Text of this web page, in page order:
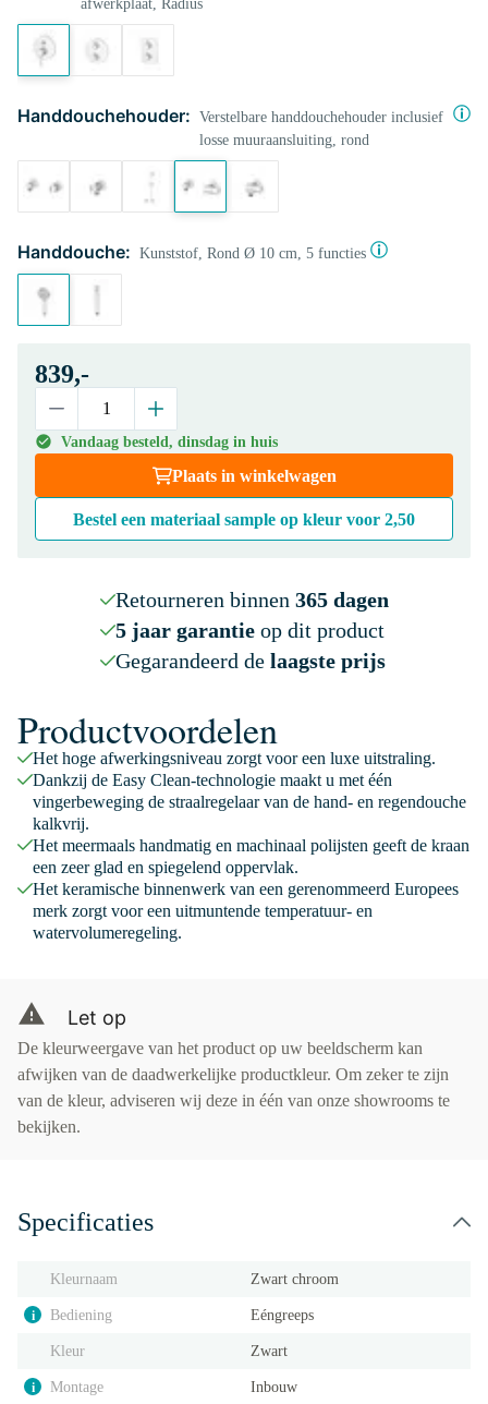
afwerkplaat, Radius
Handdouchehouder: Verstelbare handdouchehouder inclusief
losse muuraansluiting, rond
Handdouche: Kunststof, Rond Ø 10 cm, 5 functies
839,-
Vandaag besteld, dinsdag in huis
Plaats in winkelwagen
Bestel een materiaal sample op kleur voor 2,50
Retourneren binnen 365 dagen
5 jaar garantieop dit product
Gegarandeerd de laagste prijs
Productvoordelen
Het hoge afwerkingsniveau zorgt voor een luxe uitstraling.
Dankzij de Easy Clean-technologie maakt u met één
vingerbeweging de straalregelaar van de hand- en regendouche
kalkvrij.
Het meermaals handmatig en machinaal polijsten geeft de kraan
een zeer glad en spiegelend oppervlak.
Het keramische binnenwerk van een gerenommeerd Europees
merk zorgt voor een uitmuntende temperatuur- en
watervolumeregeling.
Let op
De kleurweergave van het product op uw beeldscherm kan
afwijken van de daadwerkelijke productkleur. Om zeker te zijn
van de kleur, adviseren wij deze in één van onze showrooms te
bekijken.
Specificaties
Kleurnaam Zwart chroom
i Bediening Eéngreeps
Kleur Zwart
i Montage Inbouw